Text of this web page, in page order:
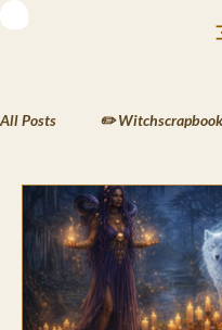
All Posts ✏️ Witchscrapbook
🐾 Animaux & Mode
🖋️ Les Écrits de Silas